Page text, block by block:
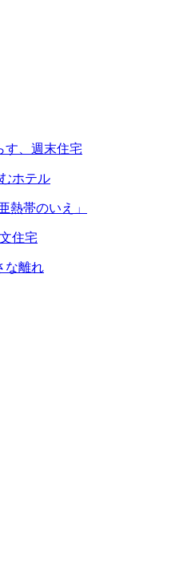
す、週末住宅
ホテル
熱帯のいえ」
住宅
な離れ